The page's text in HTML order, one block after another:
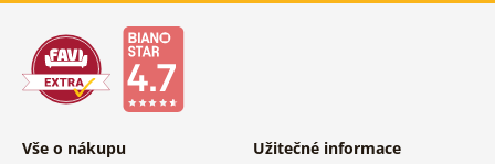
Vše o nákupu Užitečné informace